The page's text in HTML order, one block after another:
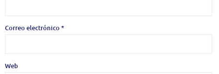
Correo electrónico*
Web